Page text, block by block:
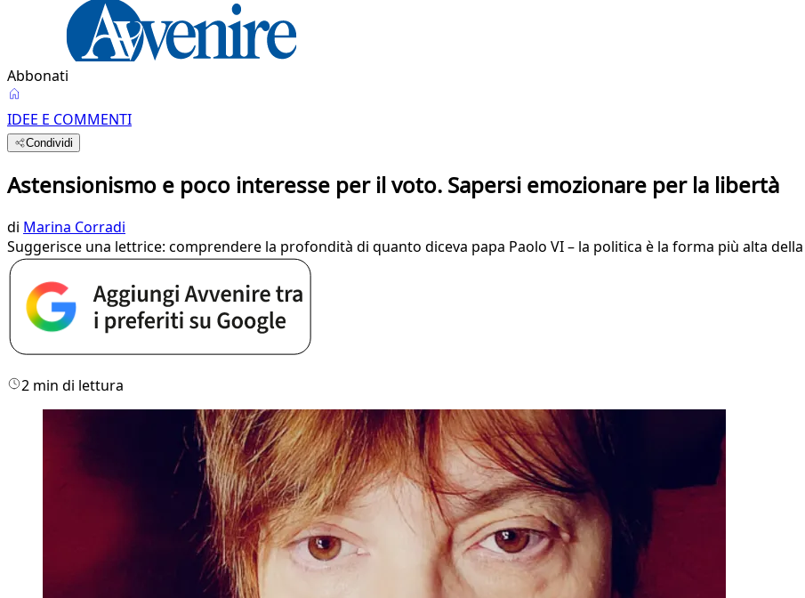
Abbonati
IDEE E COMMENTI
Condividi
Astensionismo e poco interesse per il voto. Sapersi emozionare per la libertà
di Marina Corradi
Suggerisce una lettrice: comprendere la profondità di quanto diceva papa Paolo VI – la politica è la forma più alta
2 min di lettura